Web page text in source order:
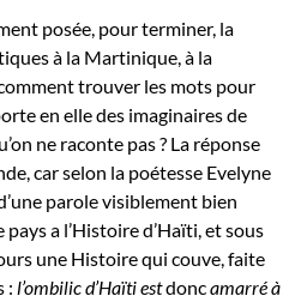
posée, pour terminer, la
à la Martinique, à la
trouver les mots pour
en elle des imaginaires de
ne raconte pas ? La réponse
car selon la poétesse Evelyne
parole visiblement bien
a l’Histoire d’Haïti, et sous
une Histoire qui couve, faite
: l’ombilic d’Haïti estdoncamarré à